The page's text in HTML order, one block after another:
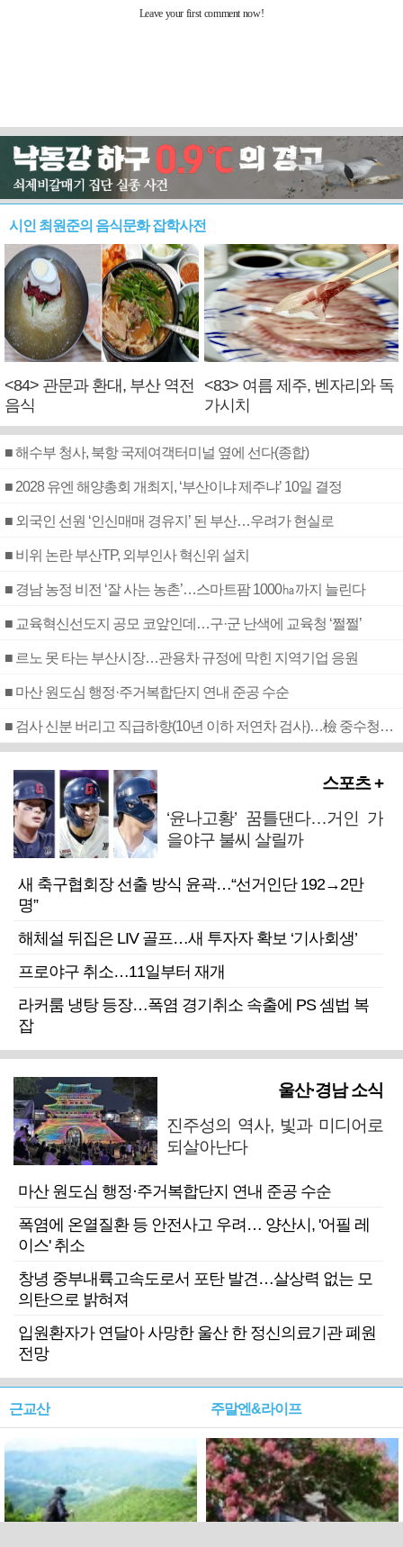
시인 최원준의 음식문화 잡학사전
<84> 관문과 환대, 부산 역전
음식
<83> 여름 제주, 벤자리와 독
가시치
■ 해수부 청사, 북항 국제여객터미널 옆에 선다(종합)
■ 2028 유엔 해양총회 개최지, ‘부산이냐 제주냐’ 10일 결정
■ 외국인 선원 ‘인신매매 경유지’ 된 부산…우려가 현실로
■ 비위 논란 부산TP, 외부인사 혁신위 설치
■ 경남 농정 비전 ‘잘 사는 농촌’…스마트팜 1000㏊까지 늘린다
■ 교육혁신선도지 공모 코앞인데…구·군 난색에 교육청 ‘쩔쩔’
■ 르노 못 타는 부산시장…관용차 규정에 막힌 지역기업 응원
■ 마산 원도심 행정·주거복합단지 연내 준공 수순
■ 검사 신분 버리고 직급하향(10년 이하 저연차 검사)…檢 중수청행 기피
스포츠 +
‘윤나고황’ 꿈틀댄다…거인 가
을야구 불씨 살릴까
새 축구협회장 선출 방식 윤곽…“선거인단 192→2만
명”
해체설 뒤집은 LIV 골프…새 투자자 확보 ‘기사회생’
프로야구 취소…11일부터 재개
라커룸 냉탕 등장…폭염 경기취소 속출에 PS 셈법 복
잡
울산·경남 소식
진주성의 역사, 빛과 미디어로
되살아난다
마산 원도심 행정·주거복합단지 연내 준공 수순
폭염에 온열질환 등 안전사고 우려… 양산시, '어필 레
이스' 취소
창녕 중부내륙고속도로서 포탄 발견…살상력 없는 모
의탄으로 밝혀져
입원환자가 연달아 사망한 울산 한 정신의료기관 폐원
전망
근교산 주말엔&라이프